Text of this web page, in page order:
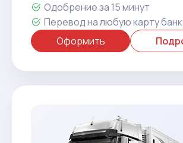
Одобрение за 15 минут
Перевод на любую карту
Оформить